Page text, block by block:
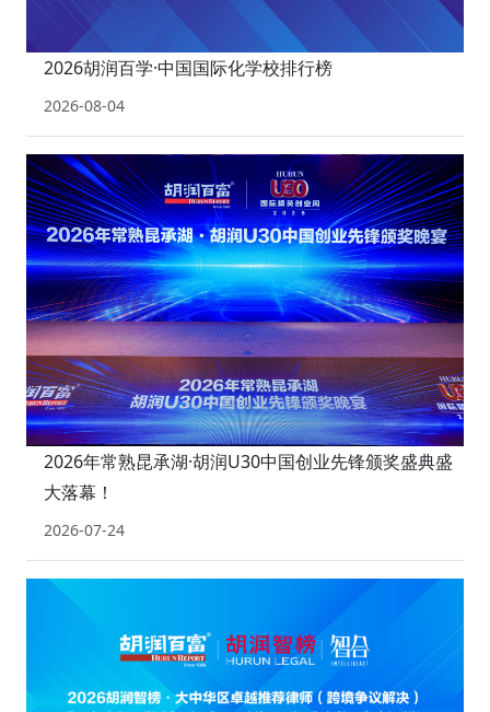
2026胡润百学·中国国际化学校排行榜
2026-08-04
2026年常熟昆承湖·胡润U30中国创业先锋颁奖盛典盛
大落幕！
2026-07-24